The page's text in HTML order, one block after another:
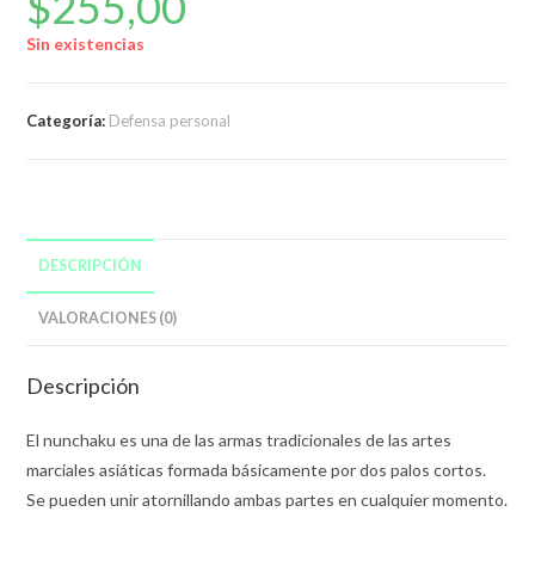
Sin existencias
Categoría: Defensa personal
DESCRIPCIÓN
VALORACIONES (0)
Descripción
El nunchaku es una de las armas tradicionales de las artes
marciales asiáticas formada básicamente por dos palos cortos.
Se pueden unir atornillando ambas partes en cualquier momento.